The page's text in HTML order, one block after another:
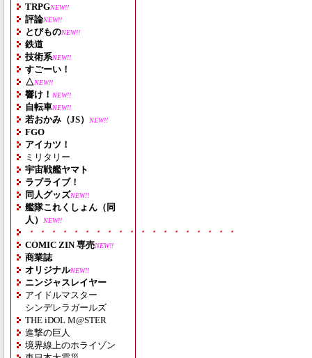
TRPGNEW!!
評論NEW!!
とびものNEW!!
鉄道
技術系NEW!!
すごーい！
△NEW!!
響け！ NEW!!
自転車NEW!!
若おかみ（JS） NEW!!
FGO
アイカツ！
ミリタリー
宇宙戦艦ヤマト
ラブライブ！
同人グッズNEW!!
艦隊これくしょん（同
人）
NEW!!
・・・・・・・・・・・・・・・・・・・
COMIC ZIN 専売NEW!!
商業誌
オリジナルNEW!!
ニンジャスレイヤー
アイドルマスター
シンデレラガールズ
THE iDOL M@STER
進撃の巨人
境界線上のホライゾン